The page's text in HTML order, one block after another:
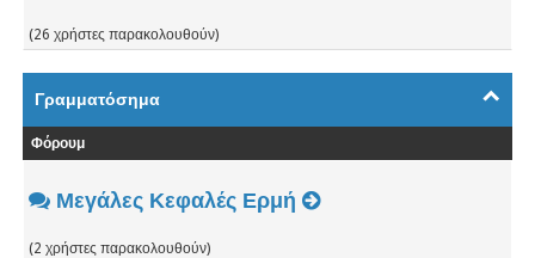
(26 χρήστες παρακολουθούν)
Γραμματόσημα
Φόρουμ
Μεγάλες Κεφαλές Ερμή
(2 χρήστες παρακολουθούν)